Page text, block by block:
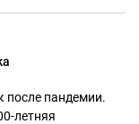
после пандемии.
летняя